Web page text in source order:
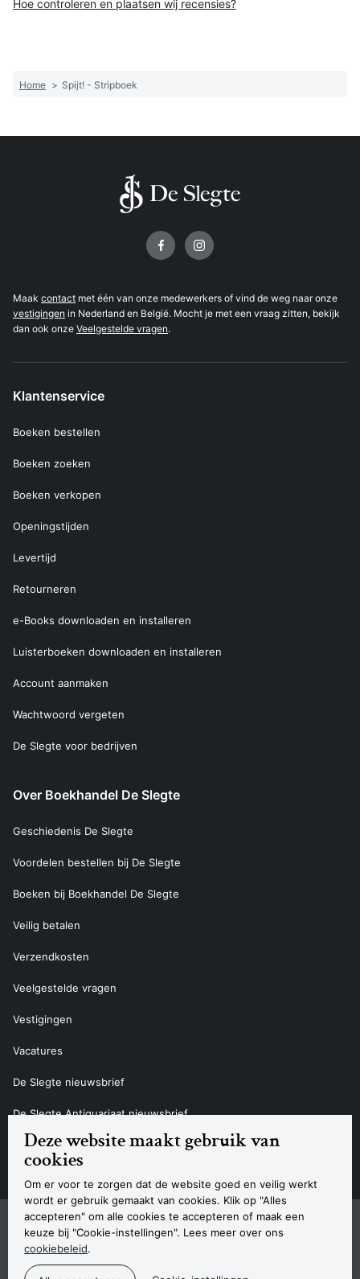
Deze website maakt gebruik van
cookies
Om er voor te zorgen dat de website goed en veilig werkt
wordt er gebruik gemaakt van cookies. Klik op "Alles
accepteren" om alle cookies te accepteren of maak een
keuze bij "Cookie-instellingen". Lees meer over ons
cookiebeleid.
Hoe controleren en plaatsen wij recensies?
Home > Spijt! - Stripboek
Maak contact met één van onze medewerkers of vind de weg naar onze
vestigingen in Nederland en België. Mocht je met een vraag zitten, bekijk
dan ook onze Veelgestelde vragen.
Klantenservice
Boeken bestellen
Boeken zoeken
Boeken verkopen
Openingstijden
Levertijd
Retourneren
e-Books downloaden en installeren
Luisterboeken downloaden en installeren
Account aanmaken
Wachtwoord vergeten
De Slegte voor bedrijven
Over Boekhandel De Slegte
Geschiedenis De Slegte
Voordelen bestellen bij De Slegte
Boeken bij Boekhandel De Slegte
Veilig betalen
Verzendkosten
Veelgestelde vragen
Vestigingen
Vacatures
De Slegte nieuwsbrief
De Slegte Antiquariaat nieuwsbrief
Contact
Navigatie
SitemapPrivacyverklaring CookieverklaringAlgemene voorwaardenDisclaimer
Contact